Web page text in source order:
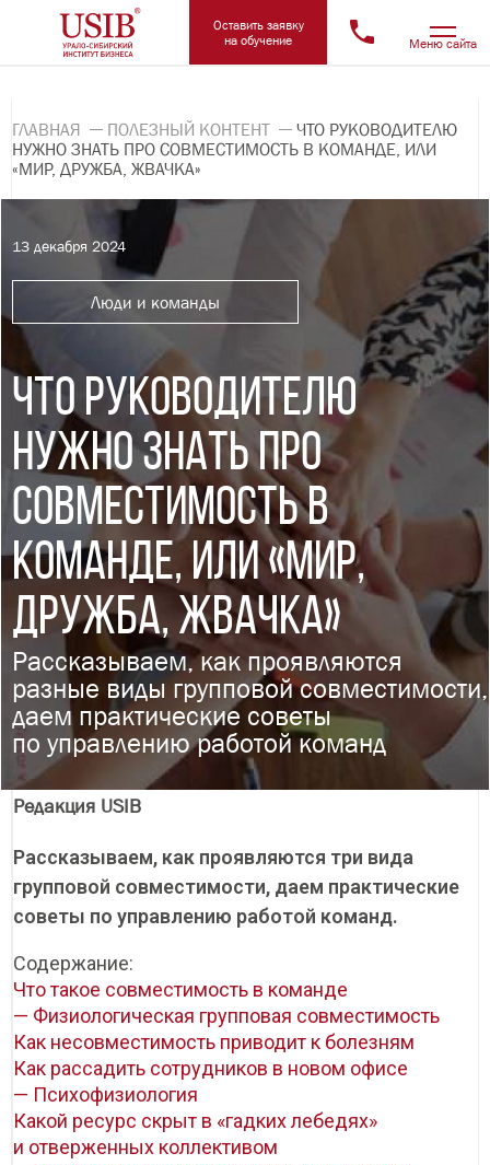
Оставить заявку
на обучение
Меню сайта
ГЛАВНАЯ ПОЛЕЗНЫЙ КОНТЕНТ
ЧТО РУКОВОДИТЕЛЮ
НУЖНО ЗНАТЬ ПРО СОВМЕСТИМОСТЬ В КОМАНДЕ, ИЛИ
«МИР, ДРУЖБА, ЖВАЧКА»
13 декабря 2024
Люди и команды
ЧТО РУКОВОДИТЕЛЮ
НУЖНО ЗНАТЬ ПРО
СОВМЕСТИМОСТЬ В
КОМАНДЕ, ИЛИ «МИР,
ДРУЖБА, ЖВАЧКА»
Рассказываем, как проявляются
разные виды групповой совместимости,
даем практические советы
по управлению работой команд
Редакция USIB
Рассказываем, как проявляются три вида
групповой совместимости, даем практические
советы по управлению работой команд.
Содержание:
Что такое совместимость в команде
— Физиологическая групповая совместимость
Как несовместимость приводит к болезням
Как рассадить сотрудников в новом офисе
— Психофизиология
Какой ресурс скрыт в «гадких лебедях»
и отверженных коллективом